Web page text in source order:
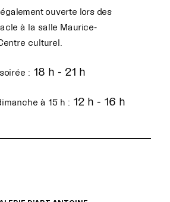
ouverte lors des
à la salle Maurice-
culturel.
: 18 h - 21 h
à 15 h : 12 h - 16 h